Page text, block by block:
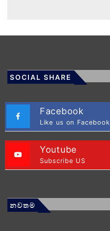
SOCIAL SHARE
Facebook
Like us on Facebook
Youtube
Subscribe US
නවතම